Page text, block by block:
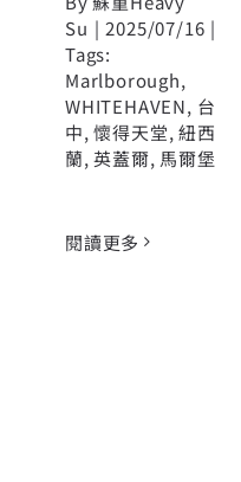
Su | 2025/07/16 |
Tags:
Marlborough,
WHITEHAVEN, 台
中,懷得天堂,紐西
蘭,英蓋爾, 馬爾堡
閱讀更多